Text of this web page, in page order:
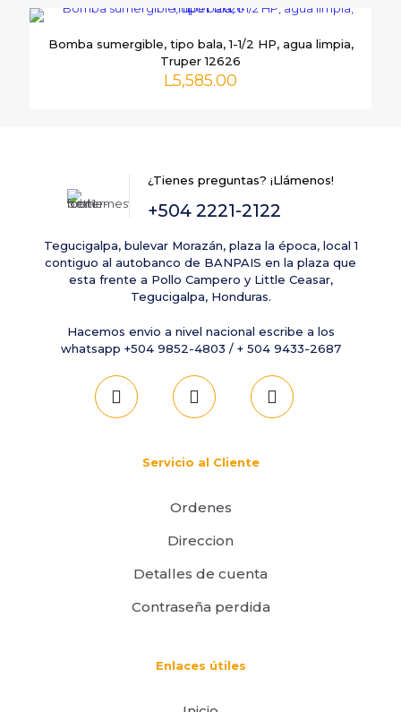
Bomba sumergible, tipo bala, 1-1/2 HP, agua limpia,
Truper 12626
L5,585.00
¿Tienes preguntas? ¡Llámenos!
+504 2221-2122
Tegucigalpa, bulevar Morazán, plaza la época, local 1
contiguo al autobanco de BANPAIS en la plaza que
esta frente a Pollo Campero y Little Ceasar,
Tegucigalpa, Honduras.
Hacemos envio a nivel nacional escribe a los
whatsapp +504 9852-4803 / + 504 9433-2687
Servicio al Cliente
Ordenes
Direccion
Detalles de cuenta
Contraseña perdida
Enlaces útiles